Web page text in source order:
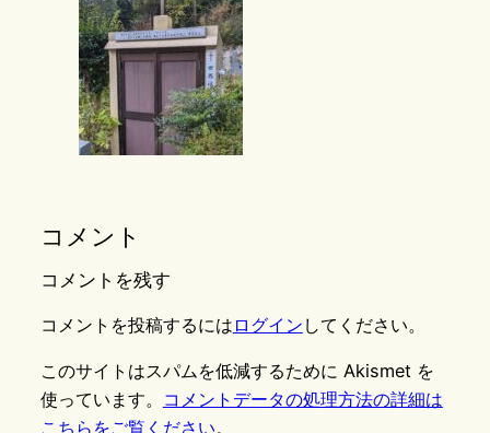
コメント
コメントを残す
コメントを投稿するには ログイン してください。
このサイトはスパムを低減するために Akismet を
使っています。
コメントデータの処理方法の詳細は
こちらをご覧ください。